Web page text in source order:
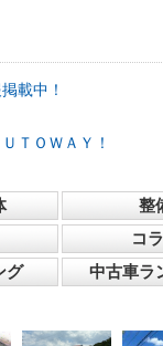
載中！
ＴＯＷＡＹ！
整
コ
グ 中古車ラ